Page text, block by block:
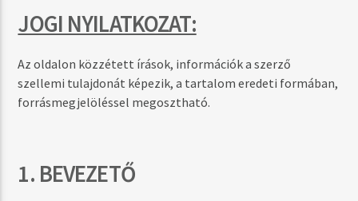
MŰSOR ADÁSBAN
06:00 17:59
JOGI NYILATKOZAT:
Az oldalon közzétett írások, információk a szerző
szellemi tulajdonát képezik, a tartalom eredeti formában,
forrásmegjelöléssel megosztható.
1. BEVEZETŐ